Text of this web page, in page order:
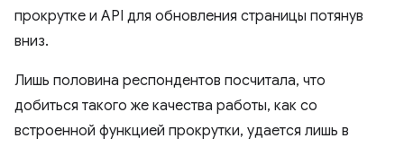
прокрутке и API для обновления страницы потянув
вниз.
Лишь половина респондентов посчитала, что
добиться такого же качества работы, как со
встроенной функцией прокрутки, удается лишь в